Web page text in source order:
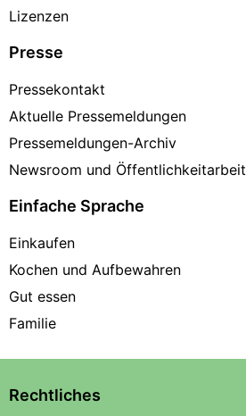
Lizenzen
Presse
Pressekontakt
Aktuelle Pressemeldungen
Pressemeldungen-Archiv
Newsroom und Öffentlichkeitarbeit
Einfache Sprache
Einkaufen
Kochen und Aufbewahren
Gut essen
Familie
Rechtliches